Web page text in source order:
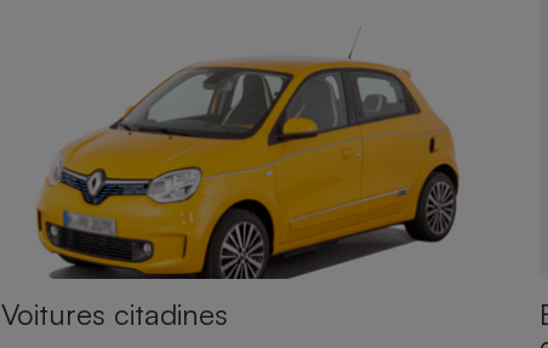
Voitures citadines